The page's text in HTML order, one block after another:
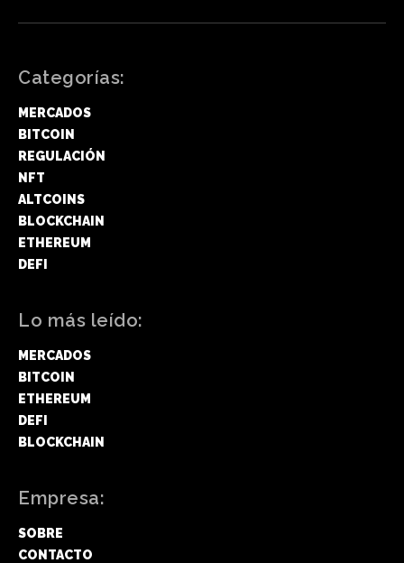
Categorías:
MERCADOS
BITCOIN
REGULACIÓN
NFT
ALTCOINS
BLOCKCHAIN
ETHEREUM
DEFI
Lo más leído:
MERCADOS
BITCOIN
ETHEREUM
DEFI
BLOCKCHAIN
Empresa:
SOBRE
CONTACTO